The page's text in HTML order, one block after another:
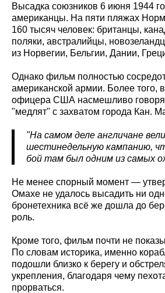
Высадка союзников 6 июня 1944
американцы. На пяти пляжах
160 тысяч человек: британцы,
поляки, австралийцы,
из Норвегии, Бельгии, Дании,
Однако фильм полностью
американской армии. Более того,
офицера США насмешливо
"медлят" с захватом города Кан.
"На самом деле англичане
шестинедельную кампанию,
бой там был одним из самых
Не менее спорный момент —
Омахе не удалось высадить ни
бронетехника всё же дошла до
роль.
Кроме того, фильм почти не
По словам историка, именно
подошли близко к берегу и
укрепления, благодаря чему
прорваться.